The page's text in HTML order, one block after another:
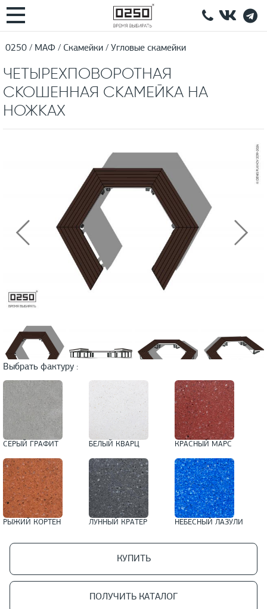
0250 МАФ Скамейки Угловые скамейки
ЧЕТЫРЕХПОВОРОТНАЯ
СКОШЕННАЯ СКАМЕЙКА НА
НОЖКАХ
Выбрать фактуру :
СЕРЫЙ ГРАФИТ БЕЛЫЙ КВАРЦ КРАСНЫЙ МАРС
РЫЖИЙ КОРТЕН ЛУННЫЙ КРАТЕР НЕБЕСНЫЙ ЛАЗУЛИ
КУПИТЬ
ПОЛУЧИТЬ КАТАЛОГ